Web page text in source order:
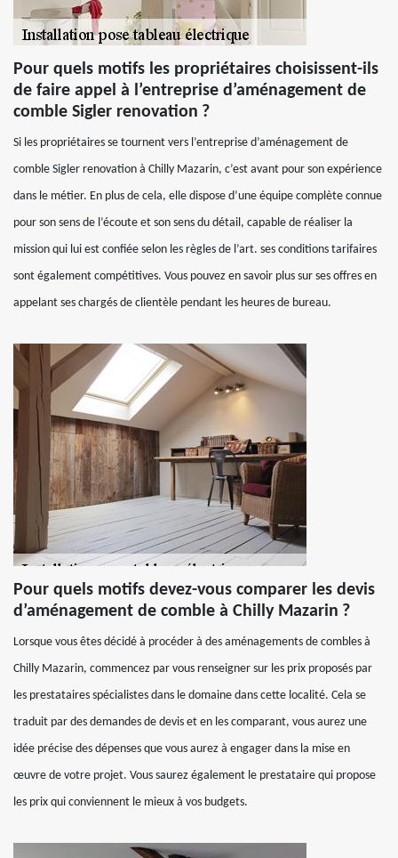
Pour quels motifs les propriétaires choisissent-ils
de faire appel à l’entreprise d’aménagement de
comble Sigler renovation ?
Si les propriétaires se tournent vers l’entreprise d’aménagement de
comble Sigler renovation à Chilly Mazarin, c’est avant pour son expérience
dans le métier. En plus de cela, elle dispose d’une équipe complète connue
pour son sens de l’écoute et son sens du détail, capable de réaliser la
mission qui lui est confiée selon les règles de l’art. ses conditions tarifaires
sont également compétitives. Vous pouvez en savoir plus sur ses offres en
appelant ses chargés de clientèle pendant les heures de bureau.
Pour quels motifs devez-vous comparer les devis
d’aménagement de comble à Chilly Mazarin ?
Lorsque vous êtes décidé à procéder à des aménagements de combles à
Chilly Mazarin, commencez par vous renseigner sur les prix proposés par
les prestataires spécialistes dans le domaine dans cette localité. Cela se
traduit par des demandes de devis et en les comparant, vous aurez une
idée précise des dépenses que vous aurez à engager dans la mise en
œuvre de votre projet. Vous saurez également le prestataire qui propose
les prix qui conviennent le mieux à vos budgets.